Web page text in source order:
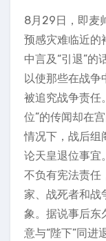
8月29日，即麦
预感灾难临近的
中言及“引退”的
以使那些在战争
被追究战争责任
位”的传闻却在
情况下，战后组
论天皇退位事宜
不负有宪法责任
家、战死者和战
象。据说事后东
意与“陛下”同进